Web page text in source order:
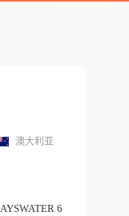
澳大利亚
6